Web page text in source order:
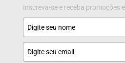
Inscreva-se e receba promoções